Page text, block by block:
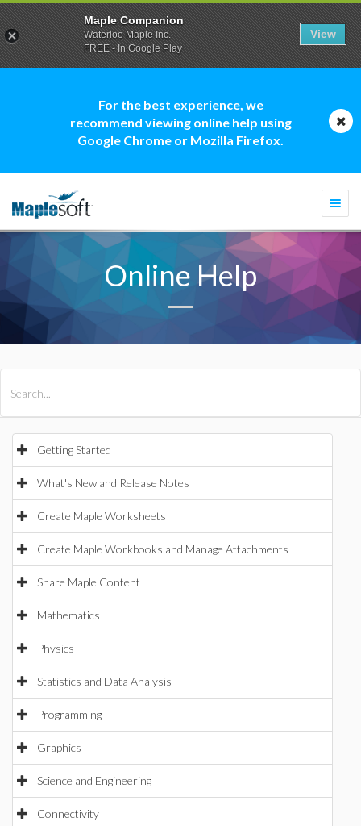
For the best experience, we
recommend viewing online help using
Google Chrome or Mozilla Firefox.
Online Help
Getting Started
What's New and Release Notes
Create Maple Worksheets
Create Maple Workbooks and Manage Attachments
Share Maple Content
Mathematics
Physics
Statistics and Data Analysis
Programming
Graphics
Science and Engineering
Connectivity
Maple Companion
Waterloo Maple Inc.
FREE - In Google Play
View